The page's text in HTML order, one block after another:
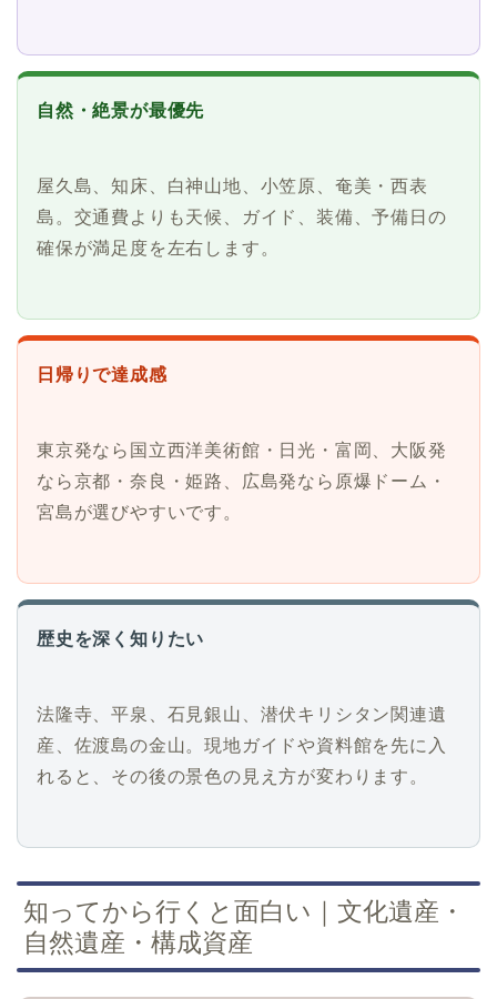
自然・絶景が最優先
屋久島、知床、白神山地、小笠原、奄美・西表
島。交通費よりも天候、ガイド、装備、予備日の
確保が満足度を左右します。
日帰りで達成感
東京発なら国立西洋美術館・日光・富岡、大阪発
なら京都・奈良・姫路、広島発なら原爆ドーム・
宮島が選びやすいです。
歴史を深く知りたい
法隆寺、平泉、石見銀山、潜伏キリシタン関連遺
産、佐渡島の金山。現地ガイドや資料館を先に入
れると、その後の景色の見え方が変わります。
知ってから行くと面白い｜文化遺産・
自然遺産・構成資産